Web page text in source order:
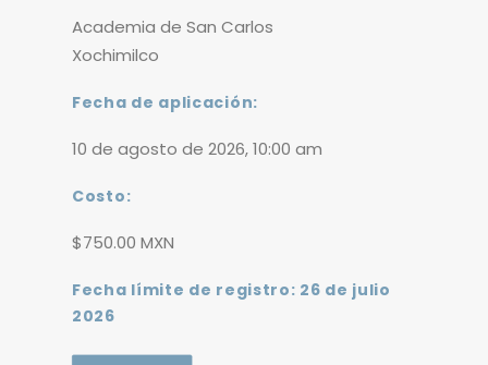
Academia de San Carlos
Xochimilco
Fecha de aplicación:
10 de agosto de 2026, 10:00 am
Costo:
$750.00 MXN
Fecha límite de registro: 26 de julio
2026